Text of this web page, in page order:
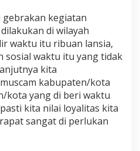
gebrakan kegiatan
di wilayah
waktu itu ribuan lansia,
sosial waktu itu yang tidak
kita
kabupaten/kota
kota yang di beri waktu
kita nilai loyalitas kita
sangat di perlukan